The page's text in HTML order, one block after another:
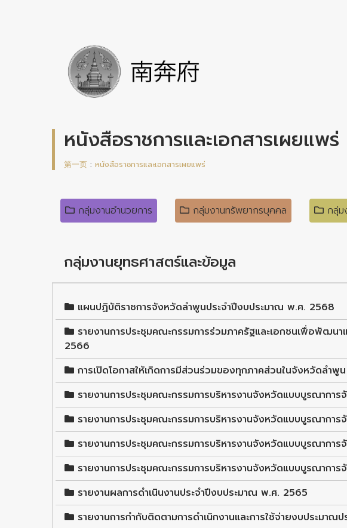
หนังสือราชการและเอกสารเผยแพร่
第一页 : หนังสือราชการและเอกสารเผยแพร่
กลุ่มงานอำนวยการ กลุ่มงานทรัพยากรบุคคล กลุ่ม
กลุ่มงานยุทธศาสตร์และข้อมูล
แผนปฏิบัติราชการจังหวัดลำพูนประจำปีงบประมาณ พ.ศ. 2568
รายงานการประชุมคณะกรรมการร่วมภาครัฐและเอกชนเพื่อพัฒ
2566
การเปิดโอกาสให้เกิดการมีส่วนร่วมของทุกภาคส่วนในจังหวัดลำพูน
รายงานการประชุมคณะกรรมการบริหารงานจังหวัดแบบบูรณาก
รายงานการประชุมคณะกรรมการบริหารงานจังหวัดแบบบูรณาก
รายงานการประชุมคณะกรรมการบริหารงานจังหวัดแบบบูรณาก
รายงานการประชุมคณะกรรมการบริหารงานจังหวัดแบบบูรณาก
รายงานผลการดำเนินงานประจำปีงบประมาณ พ.ศ. 2565
รายงานการกำกับติดตามการดำเนิกงานและการใช้จ่ายงบประมา